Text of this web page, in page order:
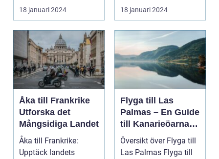
beläget i sydvästra
Europa på...
18 januari 2024
landskap ...
18 januari 2024
Åka till Frankrike
Utforska det
Mångsidiga Landet
Åka till Frankrike:
Upptäck landets
Flyga till Las
Palmas – En Guide
till Kanarieöarnas
Pärla
Översikt över Flyga till
Las Palmas Flyga till